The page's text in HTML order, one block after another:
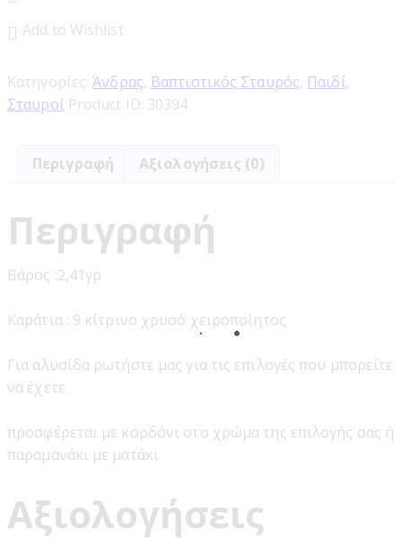
Add to Wishlist
Κατηγορίες:Άνδρας, Βαπτιστικός Σταυρός, Παιδί,
Σταυροί Product ID: 30394
Περιγραφή Αξιολογήσεις (0)
Περιγραφή
Βάρος :2,41γρ
Καράτια : 9 κίτρινο χρυσό χειροποίητος
Για αλυσίδα ρωτήστε μας για τις επιλογές που μπορείτε
να έχετε
προσφέρεται με κορδόνι στο χρώμα της επιλογής σας ή
παραμανάκι με ματάκι
Αξιολογήσεις